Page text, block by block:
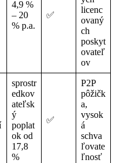
4,9 %
– 20
% p.a.
✅
licenc
ovaný
ch
poskyt
ovateľ
ov
sprostr
edkov
ateľsk
ý
poplat
ok od
17,8
%
✅
P2P
pôžičk
a,
vysok
á
schva
ľovate
ľnosť